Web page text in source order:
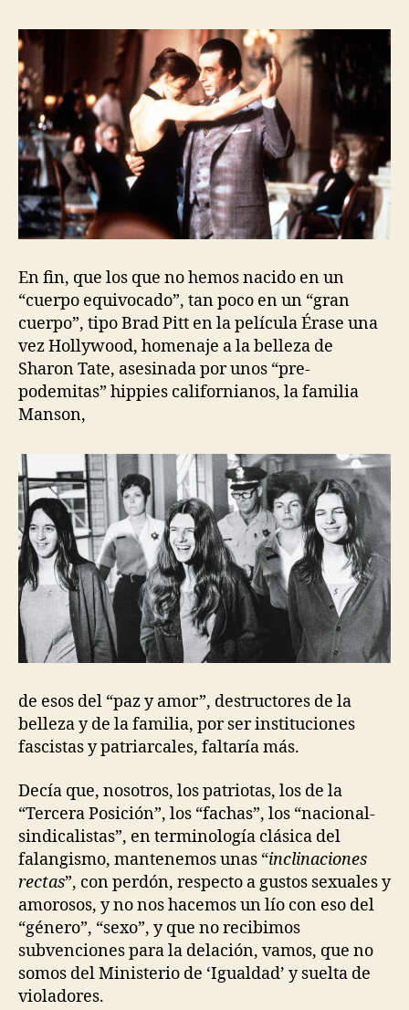
En fin, que los que no hemos nacido en un
“cuerpo equivocado”, tan poco en un “gran
cuerpo”, tipo Brad Pitt en la película Érase una
vez Hollywood, homenaje a la belleza de
Sharon Tate, asesinada por unos “pre-
podemitas” hippies californianos, la familia
Manson,
de esos del “paz y amor”, destructores de la
belleza y de la familia, por ser instituciones
fascistas y patriarcales, faltaría más.
Decía que, nosotros, los patriotas, los de la
“Tercera Posición”, los “fachas”, los “nacional-
sindicalistas”, en terminología clásica del
falangismo, mantenemos unas “inclinaciones
rectas”, con perdón, respecto a gustos sexuales y
amorosos, y no nos hacemos un lío con eso del
“género”, “sexo”, y que no recibimos
subvenciones para la delación, vamos, que no
somos del Ministerio de ‘Igualdad’ y suelta de
violadores.